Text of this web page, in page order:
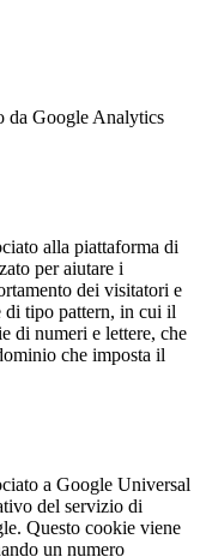
da Google Analytics
alla piattaforma di
per aiutare i
dei visitatori e
di tipo pattern, in cui il
di numeri e lettere, che
che imposta il
a Google Universal
del servizio di
Questo cookie viene
un numero